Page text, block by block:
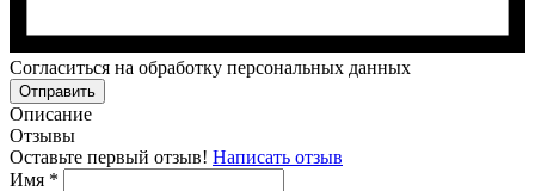
Cогласиться на обработку персональных данных
Отправить
Описание
Отзывы
Оставьте первый отзыв! Написать отзыв
Имя *